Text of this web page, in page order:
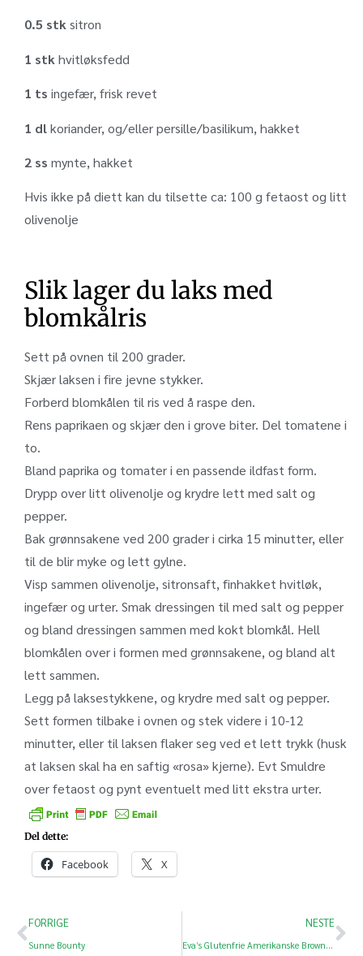
0.5 stksitron
1 stk hvitløksfedd
1 ts ingefær, frisk revet
1 dlkoriander, og/eller persille/basilikum, hakket
2 ss mynte, hakket
Hvis ikke på diett kan du tilsette ca: 100 g fetaost og litt
olivenolje
Slik lager du laks med
blomkålris
Sett på ovnen til 200 grader.
Skjær laksen i fire jevne stykker.
Forberd blomkålen til ris ved å raspe den.
Rens paprikaen og skjær den i grove biter. Del tomatene i
to.
Bland paprika og tomater i en passende ildfast form.
Drypp over litt olivenolje og krydre lett med salt og
pepper.
Bak grønnsakene ved 200 grader i cirka 15 minutter, eller
til de blir myke og lett gylne.
Visp sammen olivenolje, sitronsaft, finhakket hvitløk,
ingefær og urter. Smak dressingen til med salt og pepper
og bland dressingen sammen med kokt blomkål. Hell
blomkålen over i formen med grønnsakene, og bland alt
lett sammen.
Legg på laksestykkene, og krydre med salt og pepper.
Sett formen tilbake i ovnen og stek videre i 10-12
minutter, eller til laksen flaker seg ved et lett trykk (husk
at laksen skal ha en saftig «rosa» kjerne). Evt Smuldre
over fetaost og pynt eventuelt med litt ekstra urter.
Del dette:
Facebook X
FORRIGE
Sunne Bounty
NESTE
Eva’s Glutenfrie Amerikanske Brownies